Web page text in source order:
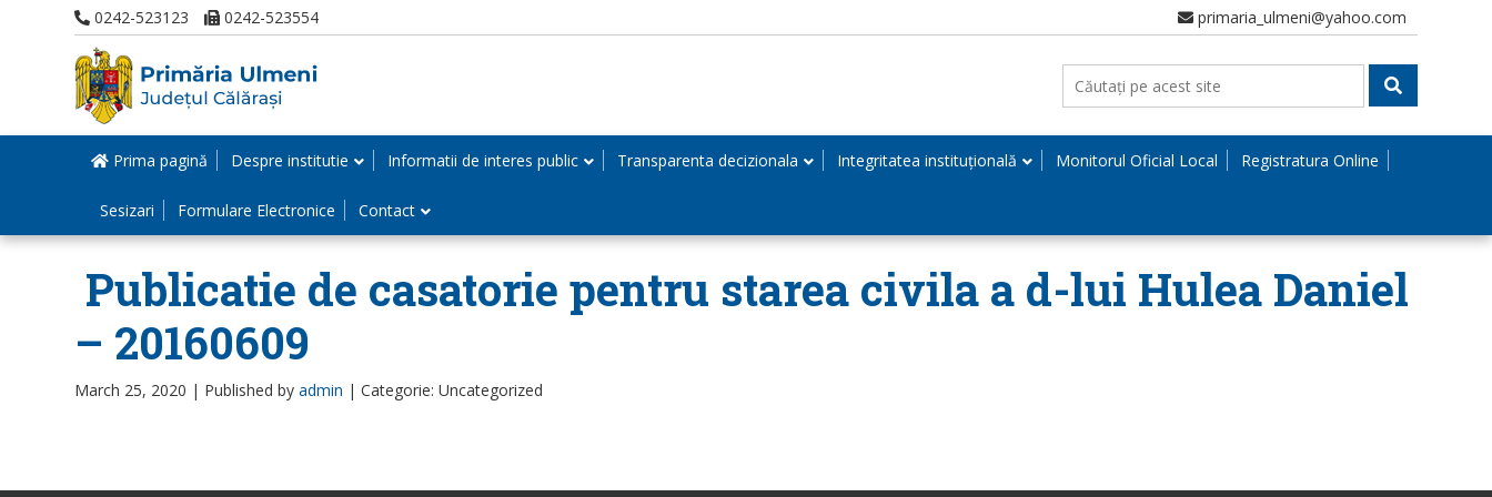
0242-523123 0242-523554 primaria_ulmeni@yahoo.com
Prima pagină Despre institutie Informatii de interes public Transparenta decizionala Integritatea instituțională Monitorul Oficial Local Registratura Online
Sesizari Formulare Electronice Contact
Publicatie de casatorie pentru starea civila a d-lui Hulea Daniel
– 20160609
March 25, 2020 | Published by admin | Categorie: Uncategorized